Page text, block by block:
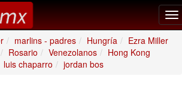
marlins - padres Hungría
Ezra Miller
Rosario Venezolanos
Hong Kong
luis chaparro
jordan bos